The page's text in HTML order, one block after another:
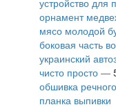
устройство для
орнамент
мясо молодой
боковая часть
украинский
чисто просто —
обшивка
планка выпивки